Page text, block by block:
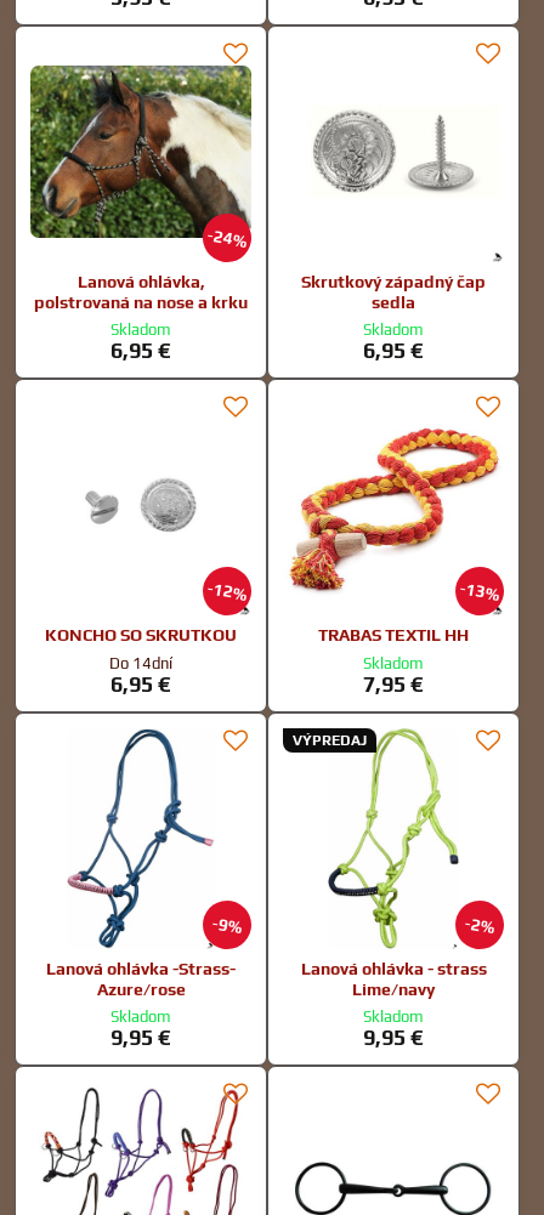
24%
Lanová ohlávka,
polstrovaná na nose a krku
Skladom
6,95 €
Skrutkový západný čap
sedla
Skladom
6,95 €
12%
KONCHO SO SKRUTKOU
Do 14dní
6,95 €
13%
TRABAS TEXTIL HH
Skladom
7,95 €
9%
Lanová ohlávka -Strass-
Azure/rose
Skladom
9,95 €
2%
VÝPREDAJ
Lanová ohlávka - strass
Lime/navy
Skladom
9,95 €